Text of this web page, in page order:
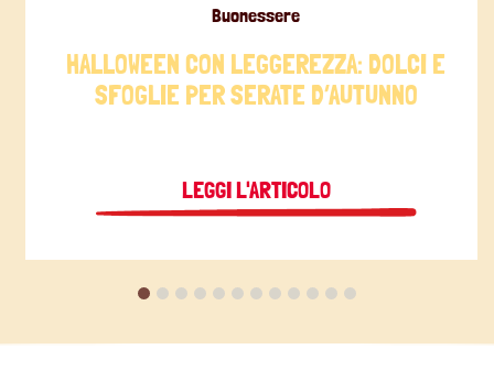
Buonessere
HALLOWEEN CON LEGGEREZZA: DOLCI E
SFOGLIE PER SERATE D’AUTUNNO
LEGGI L'ARTICOLO